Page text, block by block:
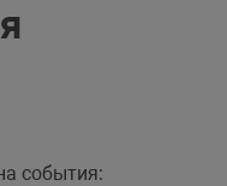
события: